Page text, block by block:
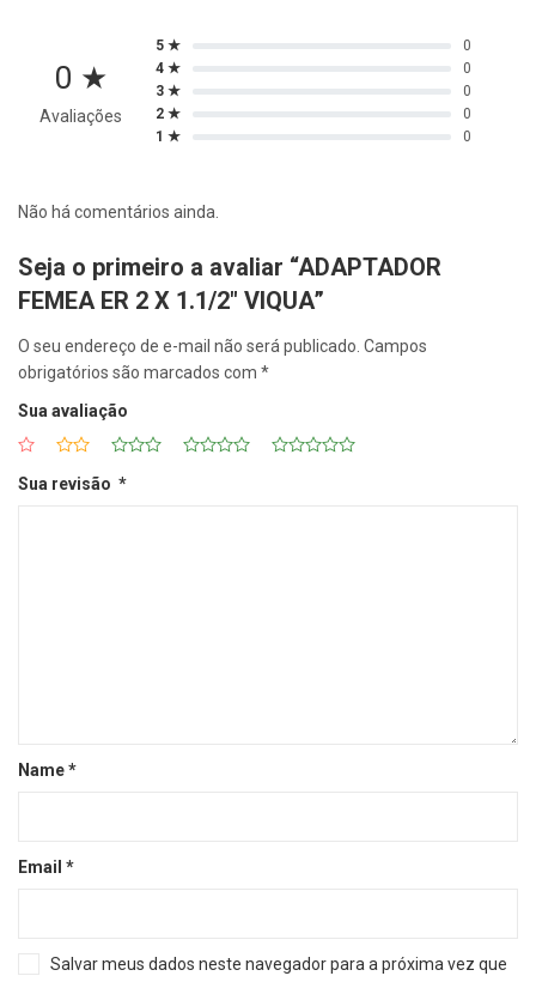
0 ★
Avaliações
5 ★
0
4 ★
0
3 ★
0
2 ★
0
1 ★
0
Não há comentários ainda.
Seja o primeiro a avaliar “ADAPTADOR
FEMEA ER 2 X 1.1/2″ VIQUA”
O seu endereço de e-mail não será publicado. Campos
obrigatórios são marcados com *
Sua avaliação
Sua revisão *
Name*
Email *
Salvar meus dados neste navegador para a próxima vez que